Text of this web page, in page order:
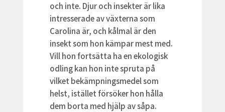
och inte. Djur och insekter är lika
intresserade av växterna som
Carolina är, och kålmal är den
insekt som hon kämpar mest med.
Vill hon fortsätta ha en ekologisk
odling kan hon inte spruta på
vilket bekämpningsmedel som
helst, istället försöker hon hålla
dem borta med hjälp av såpa.